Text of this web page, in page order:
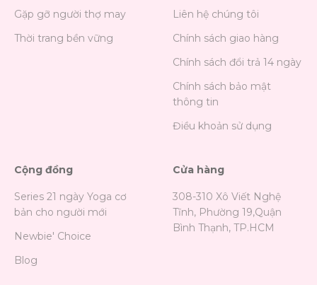
Gặp gỡ người thợ may
Thời trang bền vững
Liên hệ chúng tôi
Chính sách giao hàng
Chính sách đổi trả 14 ngày
Chính sách bảo mật
thông tin
Điều khoản sử dụng
Cộng đồng
Series 21 ngày Yoga cơ
bản cho người mới
Newbie' Choice
Blog
Cửa hàng
308-310 Xô Viết Nghệ
Tĩnh, Phường 19,Quận
Bình Thạnh, TP.HCM